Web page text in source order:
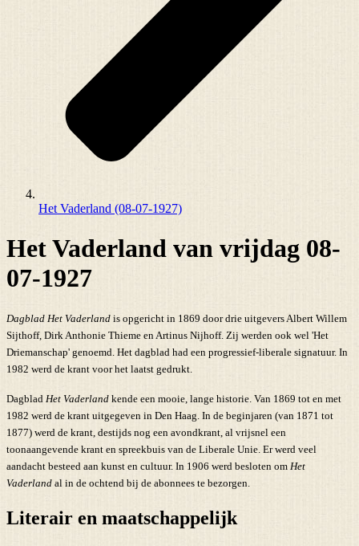
Het Vaderland (08-07-1927)
Het Vaderland van vrijdag 08-
07-1927
Dagblad Het Vaderland is opgericht in 1869 door drie uitgevers Albert Willem
Sijthoff, Dirk Anthonie Thieme en Artinus Nijhoff. Zij werden ook wel 'Het
Driemanschap' genoemd. Het dagblad had een progressief-liberale signatuur. In
1982 werd de krant voor het laatst gedrukt.
Dagblad Het Vaderland kende een mooie, lange historie. Van 1869 tot en met
1982 werd de krant uitgegeven in Den Haag. In de beginjaren (van 1871 tot
1877) werd de krant, destijds nog een avondkrant, al vrijsnel een
toonaangevende krant en spreekbuis van de Liberale Unie. Er werd veel
aandacht besteed aan kunst en cultuur. In 1906 werd besloten om Het
Vaderland al in de ochtend bij de abonnees te bezorgen.
Literair en maatschappelijk